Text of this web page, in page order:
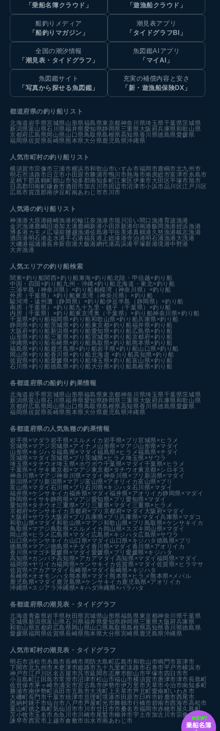
「乗船名簿クラウド」
「遊漁船クラウド」
船釣りメディア
「船釣りマガジン」
潮見表アプリ
「タイドグラフBI」
全国の潮汐情報
「潮見表・タイドグラフ」
魚図鑑AIアプリ
「マイAI」
魚図鑑サイト
「写真から探せる魚図鑑」
充実の補償内容と安さ
「新・遊漁船保険DX」
都道府県の釣り船リスト
北海道 岩手県宮城県 山形県福島県東京都神奈川県埼玉県千葉県茨城県
新潟県富山県石川県福井県愛知県静岡県 三重県 大阪府兵庫県和歌山県
京都府広島県岡山県 山口県 鳥取県島根県高知県香川県徳島県愛媛県
福岡県佐賀県長崎県 熊本県 大分県 鹿児島県沖縄県
人気市町村の釣り船リスト
横須賀市宗像市三浦市横浜市和歌山市いすみ市福岡市鹿嶋市北九州市
明石市淡路市日立市小田原市勝浦市鴨川市熱海市南房総市富津市糸島市
足柄下郡真鶴町館山市知多郡南知多町江東区伊東市大田区平塚市旭市
日高郡印南町鎌倉市酒田市加古川市田辺市沼津市小浜市品川区江戸川区
広島市賀茂郡南伊豆町南あわじ市市川市
人気港の釣り船リスト
神湊港 大原港鐘崎漁港松輪江奈漁港市堀川沿い 間口漁港育波漁港
金沢漁港 鹿嶋旧港加太港 鹿嶋新港小田原新港 印南港飯岡漁港姪浜漁港
博多港カモメ広場前腰越漁港佐島港宇佐美港真鶴港 久慈漁港岐志漁港
酒田港 明石港走水港手石港福良港 上総湊港寺泊港明石浦漁港 大洗港
大磯港福浦港長井新宿港大飯港網代港高浜港平塚新港境港中野港
大井漁港
人気エリアの釣り船検索
関東×釣り船関西×釣り船 東海×釣り船北陸・甲信越×釣り船
中国・四国×釣り船 九州・沖縄×釣り船北海道・東北×釣り船
三浦半島（神奈川県）×釣り船相模湾（神奈川県）×釣り船
外房（千葉県）×釣り船東京湾（神奈川県）×釣り船
駿河湾・遠州灘（静岡県）×釣り船伊豆半島（静岡県）×釣り船
南房（千葉県）×釣り船九十九里・銚子（千葉県）×釣り船
内房（千葉県）×釣り船東京湾奥（千葉県）×釣り船神奈川県×釣り船
千葉県×釣り船福岡県×釣り船和歌山県×釣り船兵庫県×釣り船
静岡県×釣り船茨城県×釣り船 東京都×釣り船福井県×釣り船
大阪府×釣り船 新潟県×釣り船愛知県×釣り船 広島県×釣り船
山形県×釣り船 三重県×釣り船宮城県×釣り船京都府×釣り船
沖縄県×釣り船長崎県×釣り船 鳥取県×釣り船 熊本県×釣り船
福島県×釣り船 鹿児島県×釣り船岩手県×釣り船山口県×釣り船
岡山県×釣り船香川県×釣り船北海道 ×釣り船高知県×釣り船
佐賀県×釣り船愛媛県×釣り船埼玉県×釣り船富山県×釣り船
石川県×釣り船徳島県×釣り船 大分県×釣り船島根県×釣り船
各都道府県の船釣り釣果情報
北海道 岩手県宮城県 山形県福島県東京都神奈川県埼玉県千葉県茨城県
新潟県富山県石川県福井県愛知県静岡県 三重県 大阪府兵庫県和歌山県
京都府広島県岡山県 山口県 鳥取県島根県高知県香川県徳島県愛媛県
福岡県佐賀県長崎県 熊本県 大分県 鹿児島県沖縄県
各都道府県の人気魚種の釣果情報
岩手県×マダラ 岩手県×スルメイカ 岩手県×ブリ宮城県×ヒラメ
宮城県×マアジ宮城県×アイナメ 山形県×マアジ山形県×マダイ
山形県×キジハタ福島県×マダイ福島県×ヒラメ福島県×チダイ
茨城県×マダイ 茨城県×ブリ茨城県×ヒラメ埼玉県×サワラ
埼玉県×タチウオ埼玉県×ホウボウ 千葉県×マダイ 千葉県×ヒラメ
千葉県×イサキ 東京都×マアジ 東京都×タチウオ東京都×シロギス
神奈川県×マアジ神奈川県×マダイ 神奈川県×ブリ 新潟県×マダイ
新潟県×ブリ 新潟県×マアジ富山県×アオリイカ富山県×ブリ
富山県×マダイ 石川県×ブリ石川県×キジハタ 石川県×マダイ
福井県×ケンサキイカ 福井県×マダイ福井県×アオリイカ静岡県×マダイ
静岡県×イサキ静岡県×マアジ愛知県×ブリ愛知県×マダイ
愛知県×タチウオ三重県×ブリ 三重県×マダイ 三重県×ヒラメ
京都府×ケンサキイカ 京都府×ブリ 京都府×マダイ 大阪府×マダイ
大阪府×サワラ 大阪府×ブリ兵庫県×ブリ兵庫県×マダイ兵庫県×マダコ
和歌山県×マダイ和歌山県×マアジ和歌山県×ブリ 鳥取県×ケンサキイカ
鳥取県×マアジ 鳥取県×スルメイカ 岡山県×スズキ 岡山県×マダイ
岡山県×ヒラメ 広島県×マダイ 広島県×キジハタ 広島県×サワラ
山口県×ケンサキイカ 山口県×マダイ 山口県×キジハタ 徳島県×ブリ
徳島県×マアジ徳島県×チダイ 香川県×マダイ 香川県×アオリイカ
香川県×マゴチ愛媛県×マダイ 愛媛県×ブリ愛媛県×キジハタ
高知県×カンパチ高知県×アカアマダイ 高知県×マダイ 福岡県×マダイ
福岡県×ヤリイカ福岡県×ケンサキイカ 佐賀県×マダイ 佐賀県×ヒラマサ
佐賀県×アカアマダイ 長崎県×マダイ長崎県×キジハタ
長崎県×オオモンハタ 熊本県×マダイ 熊本県×ヒラメ 熊本県×メバル
鹿児島県×マダイ 鹿児島県×ケンサキイカ 鹿児島県×アオリイカ
沖縄県×スジアラ沖縄県×キハダ沖縄県×バラハタ
各都道府県の潮見表 ・タイドグラフ
北海道青森県岩手県秋田県宮城県山形県福島県 東京都神奈川県千葉県
茨城県 新潟県富山県石川県福井県愛知県静岡県 三重県大阪府兵庫県
和歌山県京都府広島県 岡山県山口県 鳥取県島根県高知県香川県徳島県
愛媛県福岡県佐賀県長崎県 熊本県大分県宮崎県 鹿児島県沖縄県
人気市町村の潮見表・タイドグラフ
明石市浜松市糸島市長崎市 周防大島町広島市和歌山市鳴門市富津市
下関市北九州市木更津市姫路市九十九里町淡路市石巻市平戸市横浜市
神戸市江戸川区名古屋市呉市延岡市志摩市館山市平塚市四日市市
小豆島町江田島市常滑市沼津市松山市福山市横須賀市唐津市津市長島町
佐世保市茅ヶ崎市浦安市宮古島市伊勢市伊万里市天草市今治市南知多町
勝浦市南伊勢町浜田市五島市大洗町 上天草市芦北町愛南町いわき市
大磯町長門市千葉市焼津市亘理町境港市田原市臼杵市鈴鹿市西尾市
恩納村銚子市仙台市 八戸市芦屋町光市舞鶴市行橋市碧南市西海市高松市
葉山町徳之島町気仙沼市市川市廿日市市桑名市福岡市赤穂市屋久島町
苫小牧市玉名市糸魚川市 川崎市尾鷲市柳井市宇土市加古川市宗像市
諫早市西宮市 上越市倉敷市出水市南あわじ市